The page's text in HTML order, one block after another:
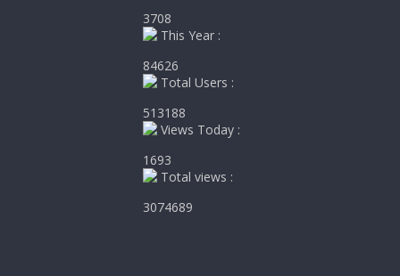
3708
This Year :
84626
Total Users :
513188
Views Today :
1693
Total views :
3074689